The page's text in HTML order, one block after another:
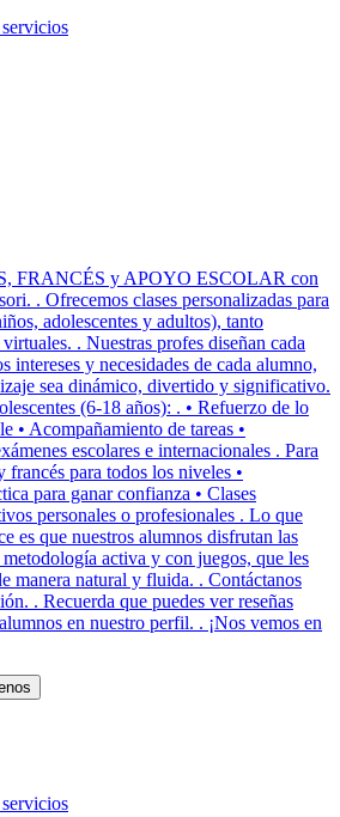
FRANCÉS y APOYO ESCOLAR con
. Ofrecemos clases personalizadas para
adolescentes y adultos), tanto
. Nuestras profes diseñan cada
intereses y necesidades de cada alumno,
sea dinámico, divertido y significativo.
(6-18 años): . • Refuerzo de lo
• Acompañamiento de tareas •
escolares e internacionales . Para
francés para todos los niveles •
para ganar confianza • Clases
personales o profesionales . Lo que
es que nuestros alumnos disfrutan las
activa y con juegos, que les
manera natural y fluida. . Contáctanos
. Recuerda que puedes ver reseñas
en nuestro perfil. . ¡Nos vemos en